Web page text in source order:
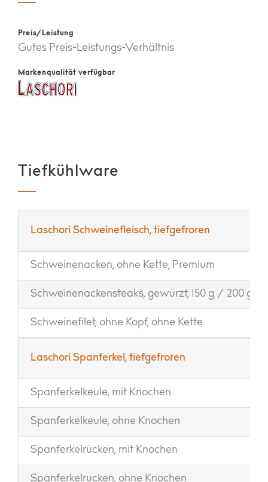
Preis/Leistung
Gutes Preis-Leistungs-Verhältnis
Markenqualität verfügbar
Tiefkühlware
Laschori Schweinefleisch, tiefgefroren
Schweinenacken, ohne Kette, Premium
Schweinenackensteaks, gewürzt, 150 g / 200 g
Schweinefilet, ohne Kopf, ohne Kette
Laschori Spanferkel, tiefgefroren
Spanferkelkeule, mit Knochen
Spanferkelkeule, ohne Knochen
Spanferkelrücken, mit Knochen
Spanferkelrücken, ohne Knochen